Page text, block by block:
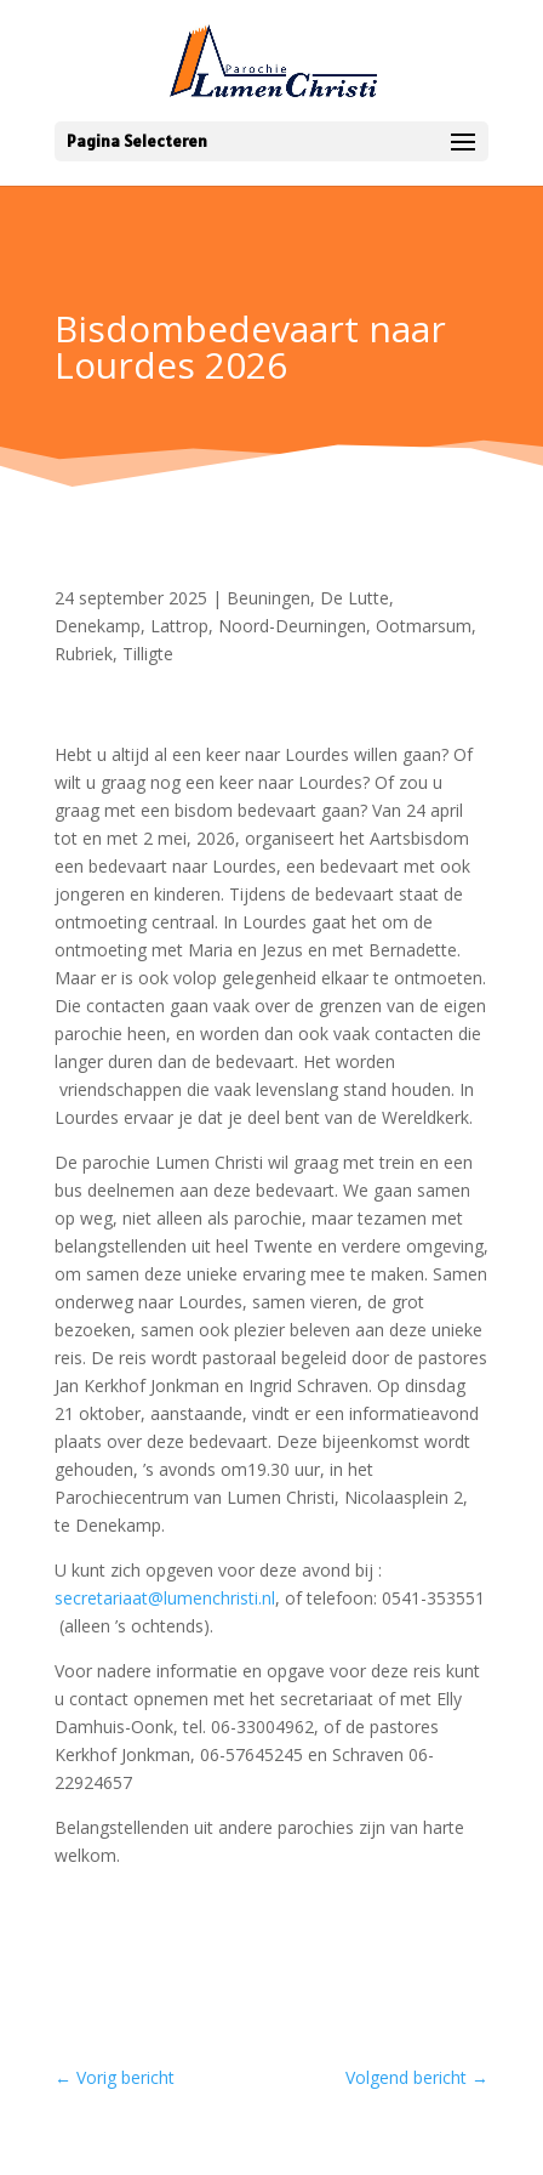
Pagina Selecteren
Bisdombedevaart naar
Lourdes 2026
24 september 2025 | Beuningen, De Lutte,
Denekamp, Lattrop, Noord-Deurningen, Ootmarsum,
Rubriek, Tilligte
Hebt u altijd al een keer naar Lourdes willen gaan? Of
wilt u graag nog een keer naar Lourdes? Of zou u
graag met een bisdom bedevaart gaan? Van 24 april
tot en met 2 mei, 2026, organiseert het Aartsbisdom
een bedevaart naar Lourdes, een bedevaart met ook
jongeren en kinderen. Tijdens de bedevaart staat de
ontmoeting centraal. In Lourdes gaat het om de
ontmoeting met Maria en Jezus en met Bernadette.
Maar er is ook volop gelegenheid elkaar te ontmoeten.
Die contacten gaan vaak over de grenzen van de eigen
parochie heen, en worden dan ook vaak contacten die
langer duren dan de bedevaart. Het worden
vriendschappen die vaak levenslang stand houden. In
Lourdes ervaar je dat je deel bent van de Wereldkerk.
De parochie Lumen Christi wil graag met trein en een
bus deelnemen aan deze bedevaart. We gaan samen
op weg, niet alleen als parochie, maar tezamen met
belangstellenden uit heel Twente en verdere omgeving,
om samen deze unieke ervaring mee te maken. Samen
onderweg naar Lourdes, samen vieren, de grot
bezoeken, samen ook plezier beleven aan deze unieke
reis. De reis wordt pastoraal begeleid door de pastores
Jan Kerkhof Jonkman en Ingrid Schraven. Op dinsdag
21 oktober, aanstaande, vindt er een informatieavond
plaats over deze bedevaart. Deze bijeenkomst wordt
gehouden, ’s avonds om19.30 uur, in het
Parochiecentrum van Lumen Christi, Nicolaasplein 2,
te Denekamp.
U kunt zich opgeven voor deze avond bij :
secretariaat@lumenchristi.nl, of telefoon: 0541-353551
(alleen ’s ochtends).
Voor nadere informatie en opgave voor deze reis kunt
u contact opnemen met het secretariaat of met Elly
Damhuis-Oonk, tel. 06-33004962, of de pastores
Kerkhof Jonkman, 06-57645245 en Schraven 06-
22924657
Belangstellenden uit andere parochies zijn van harte
welkom.
← Vorig bericht Volgend bericht →